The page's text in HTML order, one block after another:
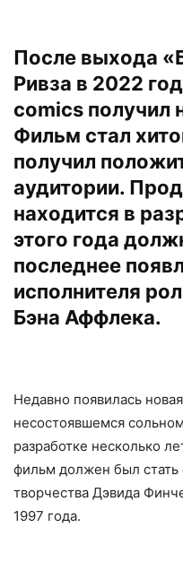
После выхода
Ривза в 2022
comics получил
Фильм стал
получил
аудитории.
находится в
этого года
последнее
исполнителя
Бэна Аффлека.
Недавно появилась
несостоявшемся
разработке несколько
фильм должен был стать
творчества Дэвида
1997 года.